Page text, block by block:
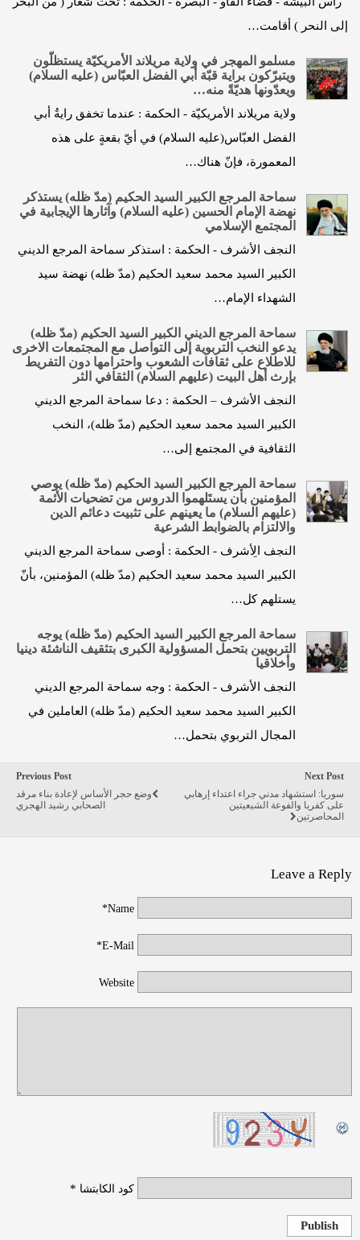
إلى النحر ) أقامت…
مسلمو المهجر في ولاية مريلاند الأمريكيّة يستظلّون
ويتبرّكون براية قبّة أبي الفضل العبّاس (عليه السلام)
ويعدّونها هديّةً منه…
ولاية مريلاند الأمريكيّة - الحكمة : عندما تخفق رايةُ أبي
الفضل العبّاس(عليه السلام) في أيّ بقعةٍ على هذه
المعمورة، فإنّ هناك…
سماحة المرجع الكبير السيد الحكيم (مدّ ظله) يستذكر
نهضة الإمام الحسين (عليه السلام) وآثارها الإيجابية في
المجتمع الإسلامي
النجف الأشرف - الحكمة : استذكر سماحة المرجع الديني
الكبير السيد محمد سعيد الحكيم (مدّ ظله) نهضة سيد
الشهداء الإمام…
سماحة المرجع الديني الكبير السيد الحكيم (مدّ ظله)
يدعو النخب التربوية إلى التواصل مع المجتمعات الاخرى
للاطلاع على ثقافات الشعوب واحترامها دون التفريط
بإرث أهل البيت (عليهم السلام) الثقافي الثر
النجف الأشرف – الحكمة : دعا سماحة المرجع الديني
الكبير السيد محمد سعيد الحكيم (مدّ ظله)، النخب
الثقافية في المجتمع إلى…
سماحة المرجع الكبير السيد الحكيم (مدّ ظله) يوصي
المؤمنين بأن يستَلهموا الدروس من تضحيات الأئمة
(عليهم السلام) ما يعينهم على تثبيت دعائم الدين
والالتزام بالضوابط الشرعية
النجف الِأشرف - الحكمة : أوصى سماحة المرجع الديني
الكبير السيد محمد سعيد الحكيم (مدّ ظله) المؤمنين، بأنّ
يستلهم كل…
سماحة المرجع الكبير السيد الحكيم (مدّ ظله) يوجه
التربويين بتحمل المسؤولية الكبرى بتثقيف الناشئة دينيا
وأخلاقيا
النجف الأشرف - الحكمة : وجه سماحة المرجع الديني
الكبير السيد محمد سعيد الحكيم (مدّ ظله) العاملين في
المجال التربوي بتحمل…
Previous Post
وضع حجر الأساس لإعادة بناء مرقد
الصحابي رشيد الهجري
Next Post
سوريا: استشهاد مدني جراء اعتداء إرهابي
على كفريا والفوعة الشيعيتين
المحاصرتين
Leave a Reply
Name*
E-Mail*
Website
كود الكابتشا *
Publish